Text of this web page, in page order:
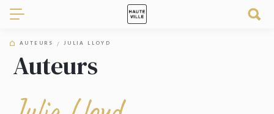
AUTEURS JULIA LLOYD
Auteurs